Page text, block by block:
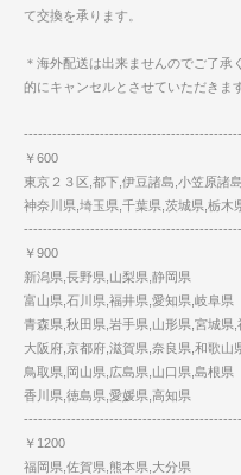
て交換を承ります。
＊海外配送は出来ませんのでご了
的にキャンセルとさせていただきま
￥600
東京２３区,都下,伊豆諸島,小笠原諸島
神奈川県,埼玉県,千葉県,茨城県,栃木
￥900
新潟県,長野県,山梨県,静岡県
富山県,石川県,福井県,愛知県,岐阜県
青森県,秋田県,岩手県,山形県,宮城県,
大阪府,京都府,滋賀県,奈良県,和歌山
鳥取県,岡山県,広島県,山口県,島根県
香川県,徳島県,愛媛県,高知県
￥1200
福岡県,佐賀県,熊本県,大分県